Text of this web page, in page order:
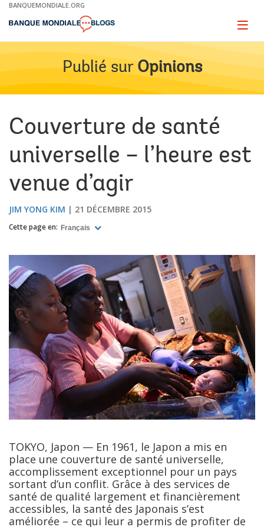
Skip
Main
BANQUEMONDIALE.ORG
Page
Publié sur Opinions
Couverture de santé
universelle – l’heure est
venue d’agir
JIM YONG KIM 21 DÉCEMBRE 2015
Cette page en: Français
TOKYO, Japon — En 1961, le Japon a mis en
place une couverture de santé universelle,
accomplissement exceptionnel pour un pays
sortant d’un conflit. Grâce à des services de
santé de qualité largement et financièrement
accessibles, la santé des Japonais s’est
améliorée – ce qui leur a permis de profiter de